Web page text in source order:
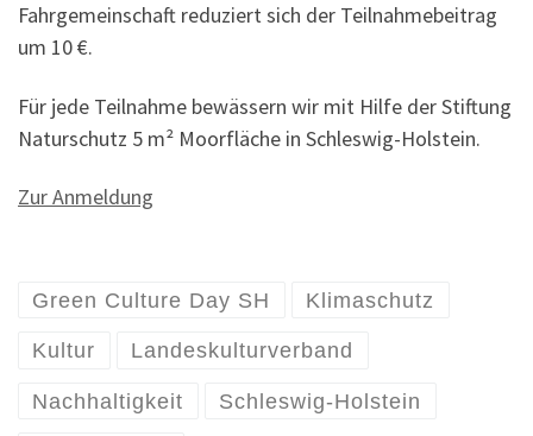
Fahrgemeinschaft reduziert sich der Teilnahmebeitrag
um 10 €.
Für jede Teilnahme bewässern wir mit Hilfe der Stiftung
Naturschutz 5 m² Moorfläche in Schleswig-Holstein.
Zur Anmeldung
Green Culture Day SH Klimaschutz
Kultur Landeskulturverband
Nachhaltigkeit Schleswig-Holstein